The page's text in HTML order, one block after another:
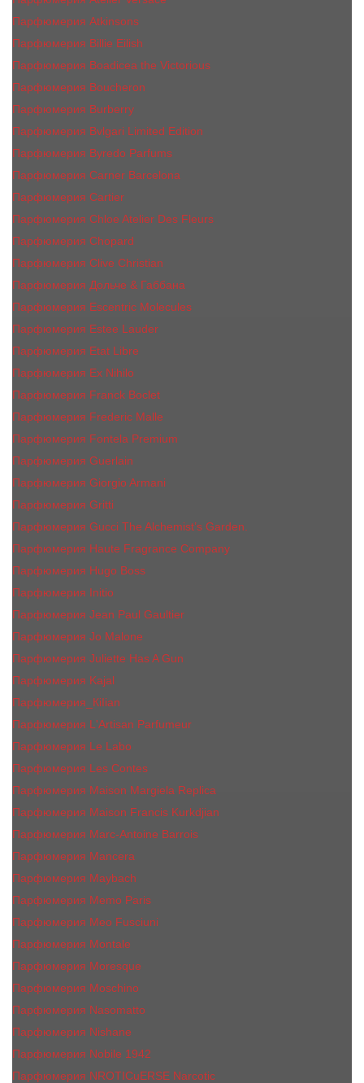
Парфюмерия Atkinsons
Парфюмерия Billie Eilish
Парфюмерия Boadicea the Victorious
Парфюмерия Boucheron
Парфюмерия Burberry
Парфюмерия Bvlgari Limited Edition
Парфюмерия Byredo Parfums
Парфюмерия Carner Barcelona
Парфюмерия Cartier
Парфюмерия Chloe Atelier Des Fleurs
Парфюмерия Сhopard
Парфюмерия Clive Christian
Парфюмерия Дольче & Габбана
Парфюмерия Escentric Molecules
Парфюмерия Estee Lаudеr
Парфюмерия Etat Libre
Парфюмерия Ex Nihilo
Парфюмерия Franck Boclet
Парфюмерия Frеderic Mаlle
Парфюмерия Fontela Premium
Парфюмерия Guerlain
Парфюмерия Giorgio Armani
Парфюмерия Gritti
Парфюмерия Gucci The Alchemist’s Garden.
Парфюмерия Haute Fragrance Company
Парфюмерия Hugo Boss
Парфюмерия Initio
Парфюмерия Jean Paul Gaultier
Парфюмерия Jо Malоnе
Парфюмерия Juliette Has A Gun
Парфюмерия Kajal
Парфюмерия_КiIiаn
Парфюмерия L'Artisan Parfumeur
Парфюмерия Le Labo
Парфюмерия Les Contes
Парфюмерия Maison Margiela Replica
Парфюмерия Maison Francis Kurkdjian
Парфюмерия Marc-Antoine Barrois
Парфюмерия Mancera
Парфюмерия Maybach
Парфюмерия Memo Paris
Парфюмерия Meo Fusciuni
Парфюмерия Montale
Парфюмерия Moresque
Парфюмерия Moschino
Парфюмерия Nasomatto
Парфюмерия Nishane
Парфюмерия Nobile 1942
Парфюмерия NROTICuERSE Narcotic